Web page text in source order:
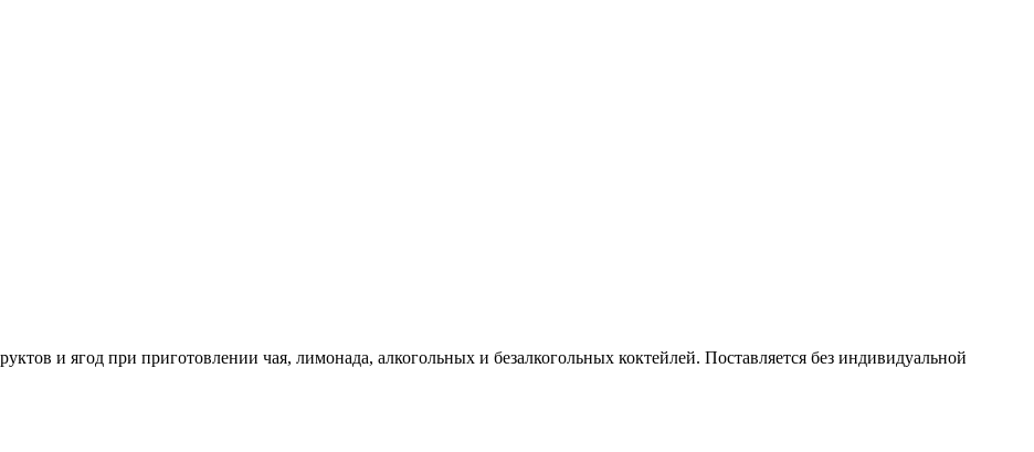
и ягод при приготовлении чая, лимонада, алкогольных и безалкогольных коктейлей. Поставляется без индивидуальной